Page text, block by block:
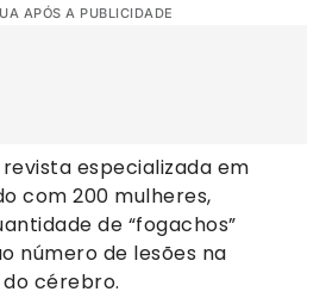
APÓS A PUBLICIDADE
especializada em
com 200 mulheres,
de “fogachos”
número de lesões na
cérebro.